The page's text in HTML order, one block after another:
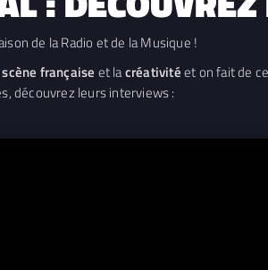
de la Radio et de la Musique !
française et lacréativitéet on fait de
découvrez leurs interviews :